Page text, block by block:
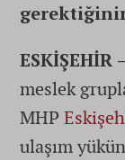
ESKİŞEHİR
meslek
MHP
ulaşım